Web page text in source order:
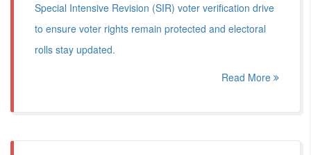
Special Intensive Revision (SIR) voter verification drive
to ensure voter rights remain protected and electoral
rolls stay updated.
Read More